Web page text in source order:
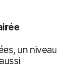
un niveau